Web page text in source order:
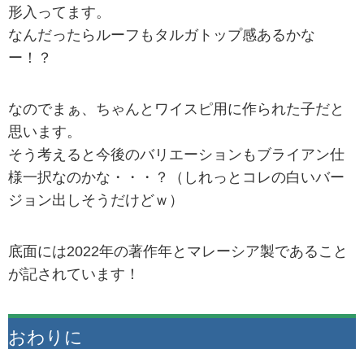
形入ってます。
なんだったらルーフもタルガトップ感あるかな
ー！？
なのでまぁ、ちゃんとワイスピ用に作られた子だと
思います。
そう考えると今後のバリエーションもブライアン仕
様一択なのかな・・・？（しれっとコレの白いバー
ジョン出しそうだけどｗ）
底面には2022年の著作年とマレーシア製であること
が記されています！
おわりに